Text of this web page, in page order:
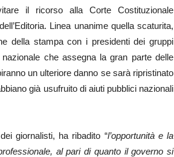
il ricorso alla Corte Costituzionale
Linea unanime quella scaturita,
della stampa con i presidenti dei gruppi
che assegna la gran parte delle
un ulteriore danno se sarà ripristinato
già usufruito di aiuti pubblici nazionali
giornalisti, ha ribadito “l’opportunità e la
al pari di quanto il governo si